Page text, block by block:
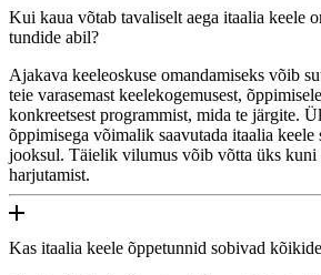
Kui kaua võtab tavaliselt aega itaalia keele
tundide abil?
Ajakava keeleoskuse omandamiseks võib
teie varasemast keelekogemusest,
konkreetsest programmist, mida te järgite.
õppimisega võimalik saavutada itaalia keele
jooksul. Täielik vilumus võib võtta üks kuni
harjutamist.
Kas itaalia keele õppetunnid sobivad